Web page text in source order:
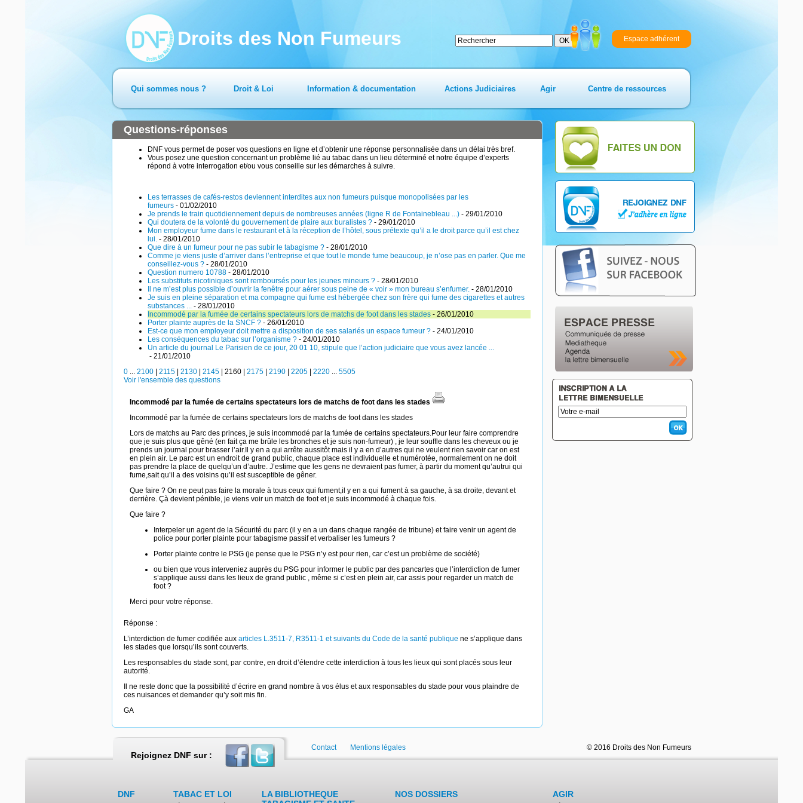
Droits des Non Fumeurs Espace adhérent
Qui sommes nous ? Droit & Loi Information & documentation Actions Judiciaires Agir Centre de ressources
DNF vous permet de poser vos questions en ligne et d’obtenir une réponse personnalisée dans un délai très bref.
Vous posez une question concernant un problème lié au tabac dans un lieu déterminé et notre équipe d’experts
répond à votre interrogation et/ou vous conseille sur les démarches à suivre.
Questions-réponses
Les terrasses de cafés-restos deviennent interdites aux non fumeurs puisque monopolisées par les
fumeurs - 01/02/2010
Je prends le train quotidiennement depuis de nombreuses années (ligne R de Fontainebleau ...) - 29/01/2010
Qui doutera de la volonté du gouvernement de plaire aux buralistes ? - 29/01/2010
Mon employeur fume dans le restaurant et à la réception de l’hôtel, sous prétexte qu’il a le droit parce qu’il est chez
lui. - 28/01/2010
Que dire à un fumeur pour ne pas subir le tabagisme ? - 28/01/2010
Comme je viens juste d’arriver dans l’entreprise et que tout le monde fume beaucoup, je n’ose pas en parler. Que me
conseillez-vous ? - 28/01/2010
Question numero 10788 - 28/01/2010
Les substituts nicotiniques sont remboursés pour les jeunes mineurs ? - 28/01/2010
Il ne m’est plus possible d’ouvrir la fenêtre pour aérer sous peine de « voir » mon bureau s’enfumer. - 28/01/2010
Je suis en pleine séparation et ma compagne qui fume est hébergée chez son frère qui fume des cigarettes et autres
substances ... - 28/01/2010
Incommodé par la fumée de certains spectateurs lors de matchs de foot dans les stades - 26/01/2010
Porter plainte auprès de la SNCF ? - 26/01/2010
Est-ce que mon employeur doit mettre a disposition de ses salariés un espace fumeur ? - 24/01/2010
Les conséquences du tabac sur l’organisme ? - 24/01/2010
Un article du journal Le Parisien de ce jour, 20 01 10, stipule que l’action judiciaire que vous avez lancée ...
- 21/01/2010
0 ... 2100 2115 2130 2145 2160 2175 2190 2205 2220 ... 5505
Voir l'ensemble des questions
Incommodé par la fumée de certains spectateurs lors de matchs de foot dans les stades
Incommodé par la fumée de certains spectateurs lors de matchs de foot dans les stades
Lors de matchs au Parc des princes, je suis incommodé par la fumée de certains spectateurs.Pour leur faire comprendre
que je suis plus que gêné (en fait ça me brûle les bronches et je suis non-fumeur) , je leur souffle dans les cheveux ou je
prends un journal pour brasser l’air.Il y en a qui arrête aussitôt mais il y a en d’autres qui ne veulent rien savoir car on est
en plein air. Le parc est un endroit de grand public, chaque place est individuelle et numérotée, normalement on ne doit
pas prendre la place de quelqu’un d’autre. J’estime que les gens ne devraient pas fumer, à partir du moment qu’autrui qui
fume,sait qu’il a des voisins qu’il est susceptible de gêner.
Que faire ? On ne peut pas faire la morale à tous ceux qui fument,il y en a qui fument à sa gauche, à sa droite, devant et
derrière. Çà devient pénible, je viens voir un match de foot et je suis incommodé à chaque fois.
Que faire ?
Interpeler un agent de la Sécurité du parc (il y en a un dans chaque rangée de tribune) et faire venir un agent de
police pour porter plainte pour tabagisme passif et verbaliser les fumeurs ?
Porter plainte contre le PSG (je pense que le PSG n’y est pour rien, car c’est un problème de société)
ou bien que vous interveniez auprès du PSG pour informer le public par des pancartes que l’interdiction de fumer
s’applique aussi dans les lieux de grand public , même si c’est en plein air, car assis pour regarder un match de
foot ?
Merci pour votre réponse.
Réponse :
L’interdiction de fumer codifiée aux articles L.3511-7, R3511-1 et suivants du Code de la santé publique ne s’applique dans
les stades que lorsqu’ils sont couverts.
Les responsables du stade sont, par contre, en droit d’étendre cette interdiction à tous les lieux qui sont placés sous leur
autorité.
Il ne reste donc que la possibilité d’écrire en grand nombre à vos élus et aux responsables du stade pour vous plaindre de
ces nuisances et demander qu’y soit mis fin.
GA
Rejoignez DNF sur :
DNF TABAC ET LOI
LA BIBLIOTHEQUE
NOS DOSSIERS AGIR
Contact Mentions légales © 2016 Droits des Non Fumeurs